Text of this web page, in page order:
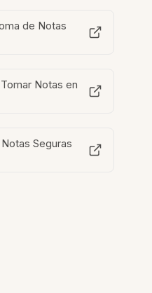
de Notas
Notas en
Seguras